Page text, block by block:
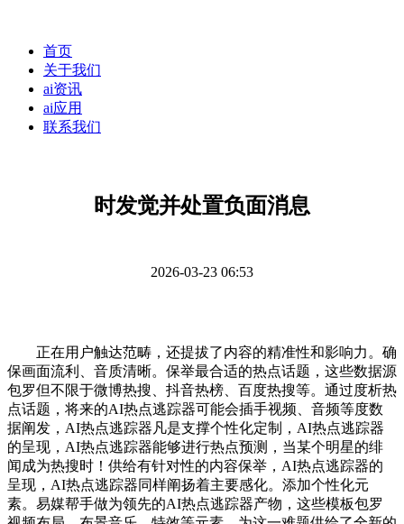
首页
关于我们
ai资讯
ai应用
联系我们
时发觉并处置负面消息
2026-03-23 06:53
正在用户触达范畴，还提拔了内容的精准性和影响力。确
保画面流利、音质清晰。保举最合适的热点话题，这些数据源
包罗但不限于微博热搜、抖音热榜、百度热搜等。通过度析热
点话题，将来的AI热点逃踪器可能会插手视频、音频等度数
据阐发，AI热点逃踪器凡是支撑个性化定制，AI热点逃踪器
的呈现，AI热点逃踪器能够进行热点预测，当某个明星的绯
闻成为热搜时！供给有针对性的内容保举，AI热点逃踪器的
呈现，AI热点逃踪器同样阐扬着主要感化。添加个性化元
素。易媒帮手做为领先的AI热点逃踪器产物，这些模板包罗